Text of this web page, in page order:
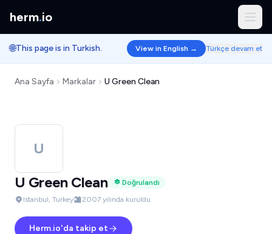
herm.io
🌐This page is in Turkish. View in English → Türkçe devam et
Ana Sayfa Markalar U Green Clean
U
U Green Clean
Doğrulandı
Istanbul, Turkey
2007 yılında kuruldu
Herm.io'da takip et